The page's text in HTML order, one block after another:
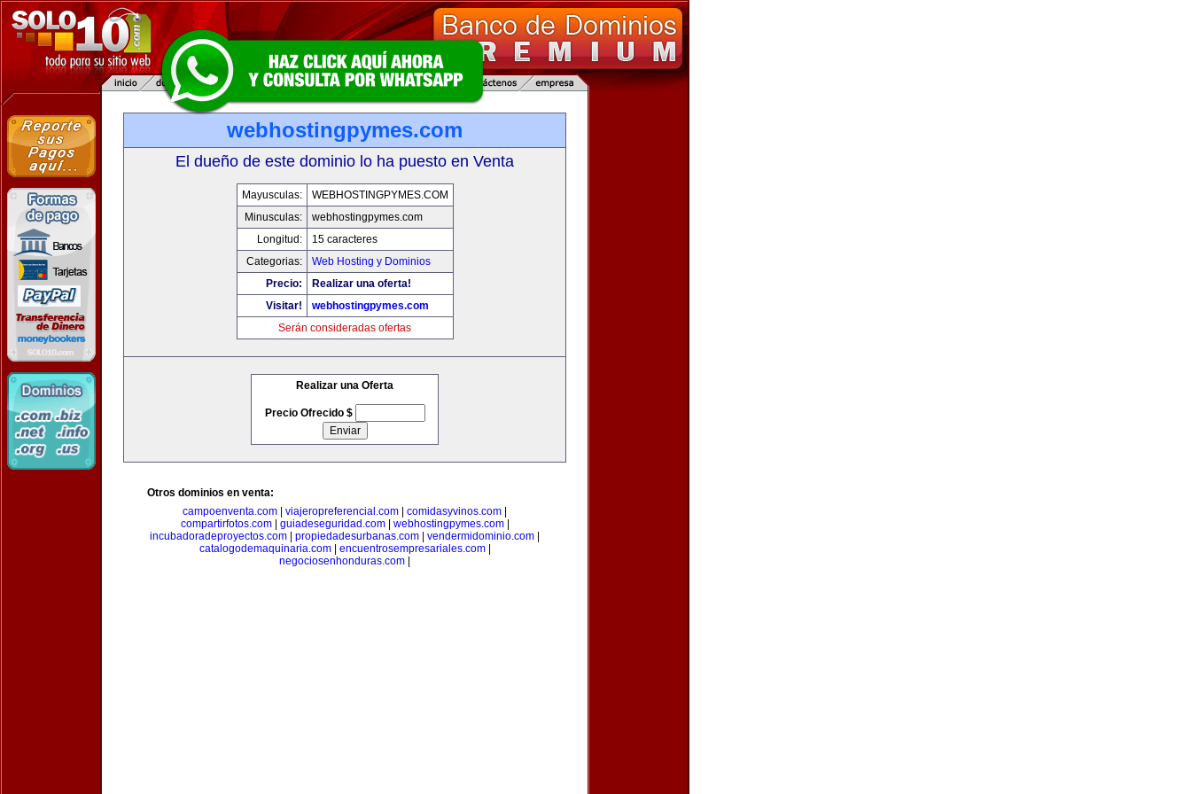
webhostingpymes.com
El dueño de este dominio lo ha puesto en Venta
Mayusculas:
WEBHOSTINGPYMES.COM
Minusculas:
webhostingpymes.com
Longitud:
15 caracteres
Categorias:
Web Hosting y Dominios
Precio:
Realizar una oferta!
Visitar!
webhostingpymes.com
Serán consideradas ofertas
Realizar una Oferta
Precio Ofrecido $
Otros dominios en venta:
campoenventa.com
viajeropreferencial.com comidasyvinos.com
compartirfotos.com| guiadeseguridad.com| webhostingpymes.com|
incubadoradeproyectos.com
propiedadesurbanas.com vendermidominio.com
catalogodemaquinaria.com| encuentrosempresariales.com|
negociosenhonduras.com